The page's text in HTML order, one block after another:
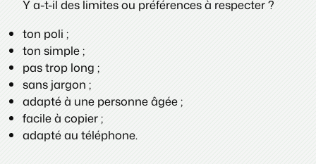
Y a-t-il des limites ou préférences à respecter ?
ton poli ;
ton simple ;
pas trop long ;
sans jargon ;
adapté à une personne âgée ;
facile à copier ;
adapté au téléphone.